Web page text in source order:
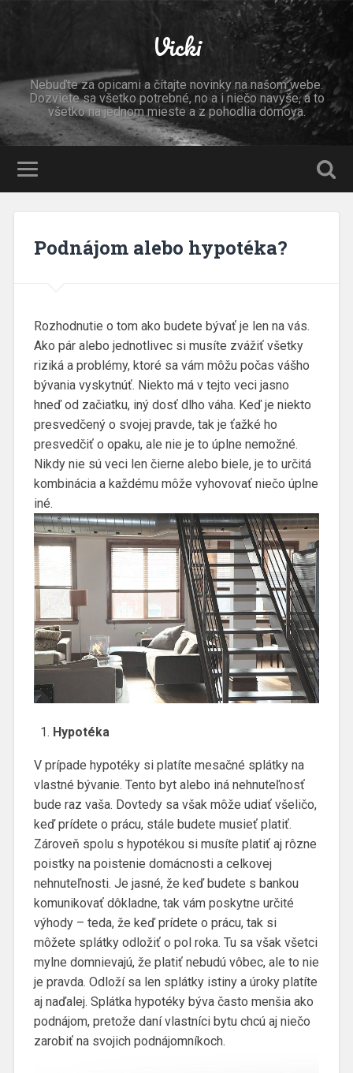
Vicki
Nebuďte za opicami a čítajte novinky na našom webe.
Dozviete sa všetko potrebné, no a i niečo navyše, a to
všetko na jednom mieste a z pohodlia domova.
Podnájom alebo hypotéka?
Rozhodnutie o tom ako budete bývať je len na vás.
Ako pár alebo jednotlivec si musíte zvážiť všetky
riziká a problémy, ktoré sa vám môžu počas vášho
bývania vyskytnúť. Niekto má v tejto veci jasno
hneď od začiatku, iný dosť dlho váha. Keď je niekto
presvedčený o svojej pravde, tak je ťažké ho
presvedčiť o opaku, ale nie je to úplne nemožné.
Nikdy nie sú veci len čierne alebo biele, je to určitá
kombinácia a každému môže vyhovovať niečo úplne
iné.
Hypotéka
V prípade hypotéky si platíte mesačné splátky na
vlastné bývanie. Tento byt alebo iná nehnuteľnosť
bude raz vaša. Dovtedy sa však môže udiať všeličo,
keď prídete o prácu, stále budete musieť platiť.
Zároveň spolu s hypotékou si musíte platiť aj rôzne
poistky na poistenie domácnosti a celkovej
nehnuteľnosti. Je jasné, že keď budete s bankou
komunikovať dôkladne, tak vám poskytne určité
výhody – teda, že keď prídete o prácu, tak si
môžete splátky odložiť o pol roka. Tu sa však všetci
mylne domnievajú, že platiť nebudú vôbec, ale to nie
je pravda. Odloží sa len splátky istiny a úroky platíte
aj naďalej. Splátka hypotéky býva často menšia ako
podnájom, pretože daní vlastníci bytu chcú aj niečo
zarobiť na svojich podnájomníkoch.